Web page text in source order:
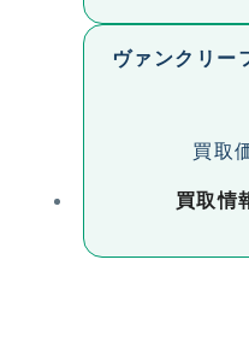
ヴァンクリー
買取
買取情